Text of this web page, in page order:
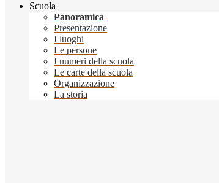
Scuola
Panoramica
Presentazione
I luoghi
Le persone
I numeri della scuola
Le carte della scuola
Organizzazione
La storia